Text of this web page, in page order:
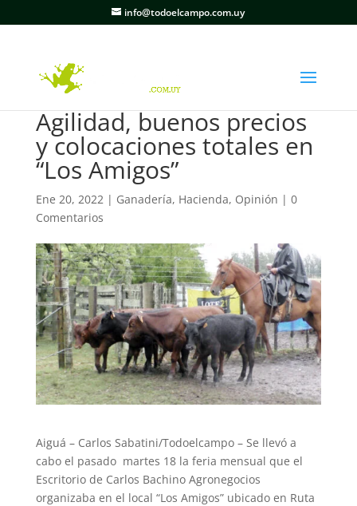
info@todoelcampo.com.uy
Agilidad, buenos precios
y colocaciones totales en
“Los Amigos”
Ene 20, 2022| Ganadería, Hacienda, Opinión | 0
Comentarios
Aiguá – Carlos Sabatini/Todoelcampo – Se llevó a
cabo el pasado martes 18 la feria mensual que el
Escritorio de Carlos Bachino Agronegocios
organizaba en el local “Los Amigos” ubicado en Ruta